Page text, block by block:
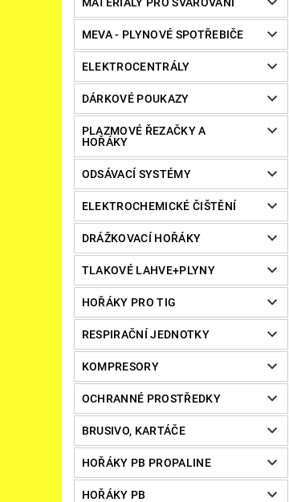
MEVA - PLYNOVÉ SPOTŘEBIČE
ELEKTROCENTRÁLY
DÁRKOVÉ POUKAZY
PLAZMOVÉ ŘEZAČKY A
HOŘÁKY
ODSÁVACÍ SYSTÉMY
ELEKTROCHEMICKÉ ČIŠTĚNÍ
DRÁŽKOVACÍ HOŘÁKY
TLAKOVÉ LAHVE+PLYNY
HOŘÁKY PRO TIG
RESPIRAČNÍ JEDNOTKY
KOMPRESORY
OCHRANNÉ PROSTŘEDKY
BRUSIVO, KARTÁČE
HOŘÁKY PB PROPALINE
HOŘÁKY PB